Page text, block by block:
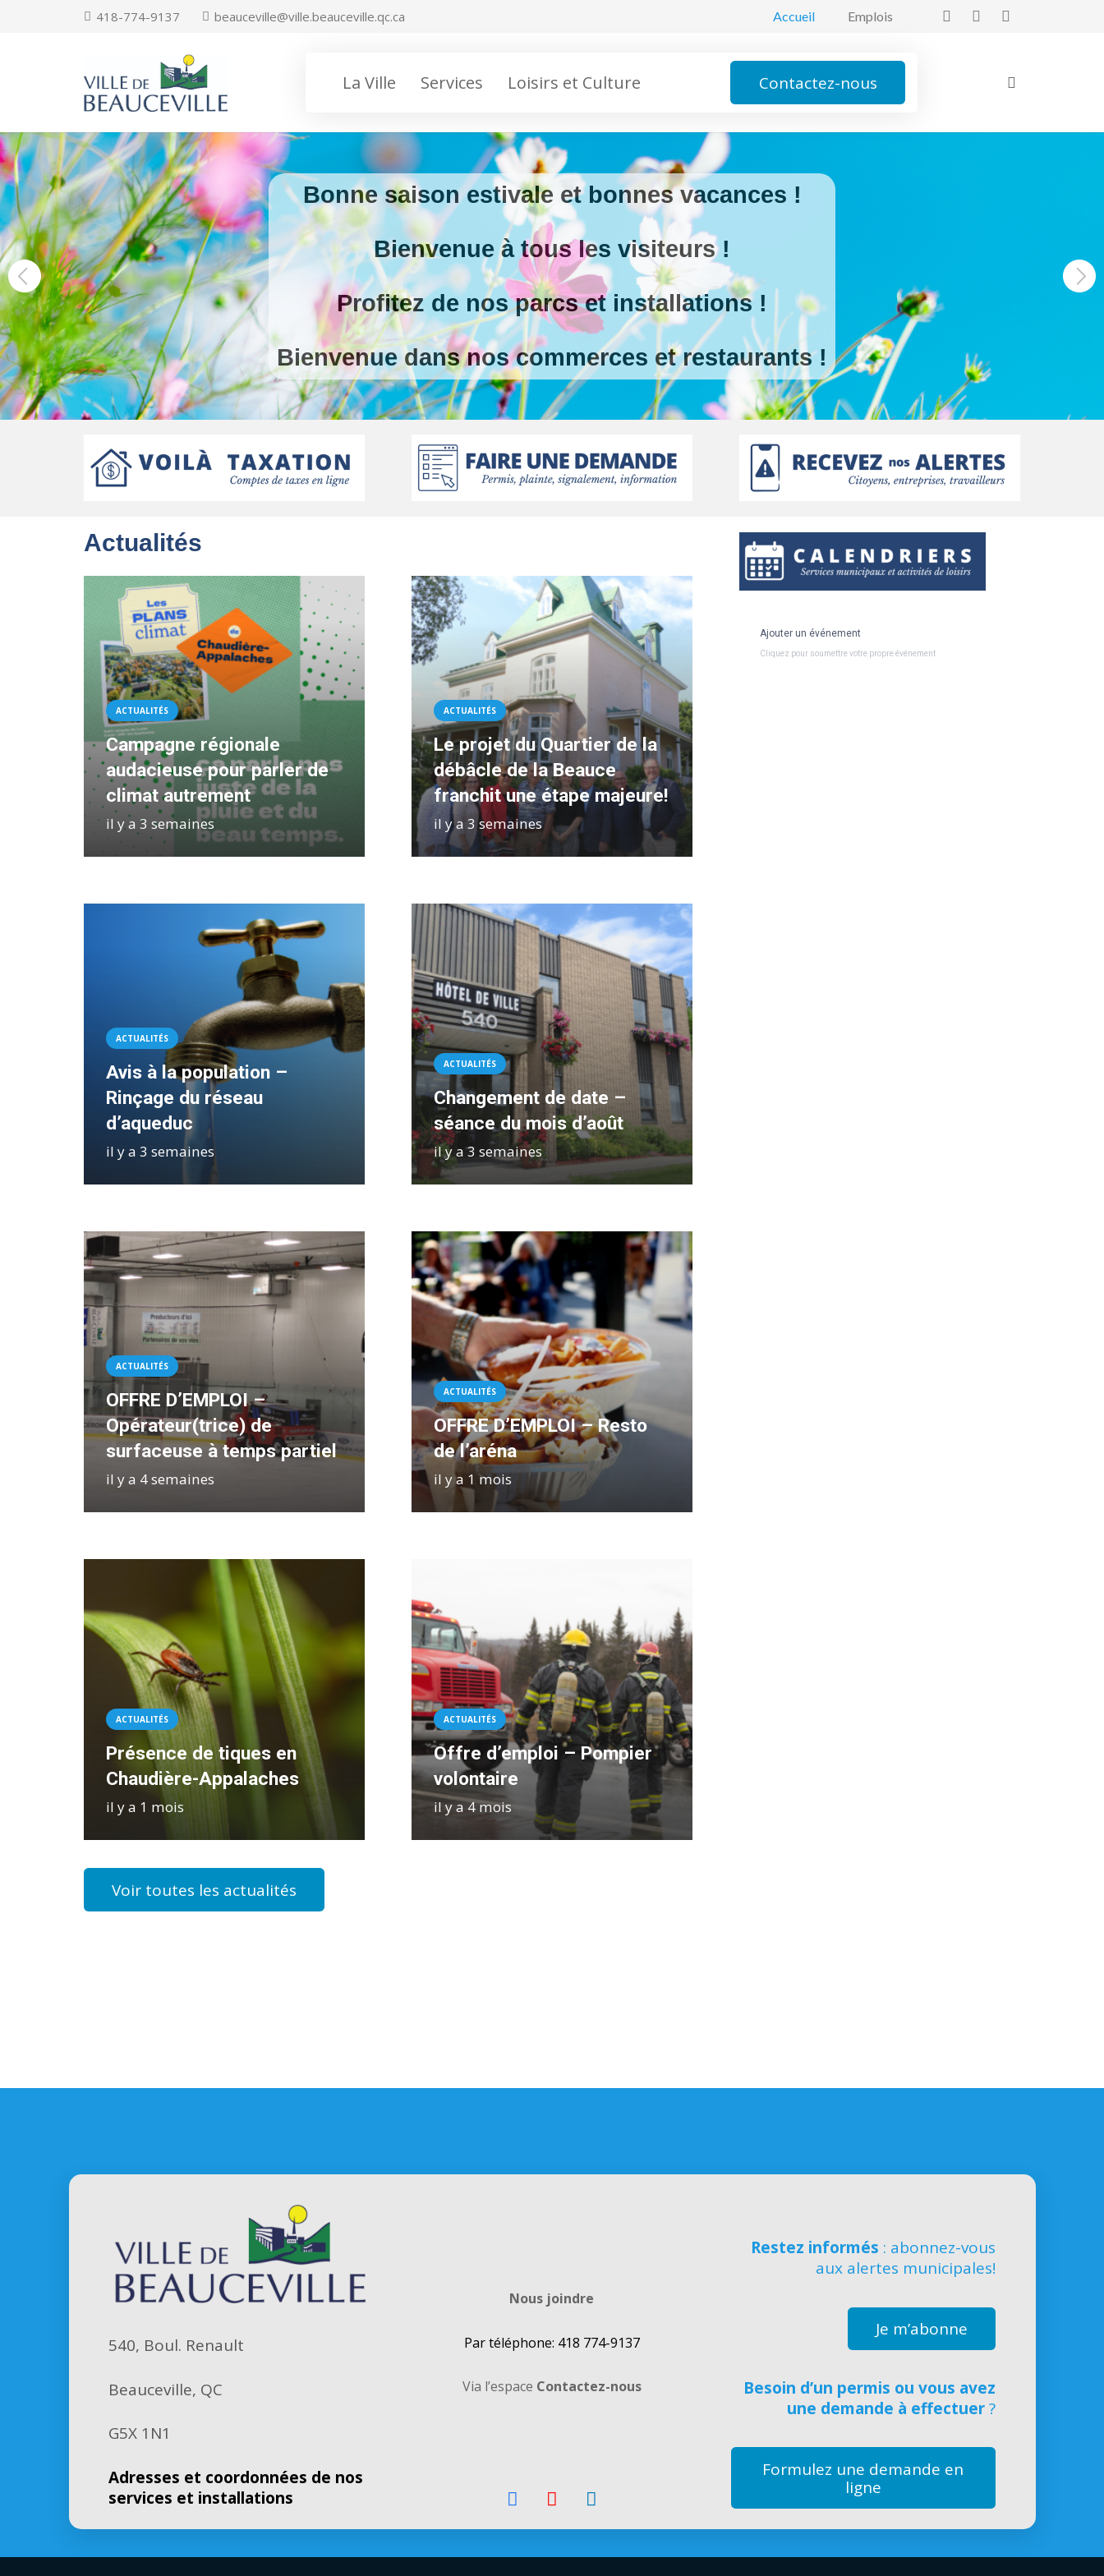
418-774-9137 beauceville@ville.beauceville.qc.ca Accueil Emplois
La Ville Services Loisirs et Culture Contactez-nous
Bonne saison estivale et bonnes vacances !
Bienvenue à tous les visiteurs !
Profitez de nos parcs et installations !
Bienvenue dans nos commerces et restaurants !
Actualités
ACTUALITÉS
Campagne régionale
audacieuse pour parler de
climat autrement
il y a 3 semaines
ACTUALITÉS
Le projet du Quartier de la
débâcle de la Beauce
franchit une étape majeure!
il y a 3 semaines
ACTUALITÉS
Avis à la population –
Rinçage du réseau
d’aqueduc
il y a 3 semaines
ACTUALITÉS
Changement de date –
séance du mois d’août
il y a 3 semaines
ACTUALITÉS
OFFRE D’EMPLOI –
Opérateur(trice) de
surfaceuse à temps partiel
il y a 4 semaines
ACTUALITÉS
OFFRE D’EMPLOI – Resto
de l’aréna
il y a 1 mois
ACTUALITÉS
Présence de tiques en
Chaudière-Appalaches
il y a 1 mois
ACTUALITÉS
Offre d’emploi – Pompier
volontaire
il y a 4 mois
Voir toutes les actualités
Ajouter un événement
Cliquez pour soumettre votre propre événement
540, Boul. Renault
Beauceville, QC
G5X 1N1
Adresses et coordonnées de nos
services et installations
Nous joindre
Par téléphone: 418 774-9137
Via l’espace Contactez-nous
Restez informés : abonnez-vous
aux alertes municipales!
Je m’abonne
Besoin d’un permis ou vous avez
une demande à effectuer?
Formulez une demande en
ligne